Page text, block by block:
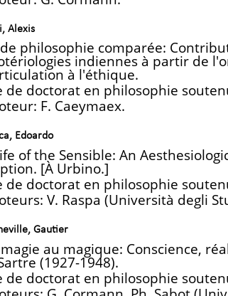
Alexis
de philosophie comparée:
indiennes à partir de
à l'éthique.
de doctorat en philosophie
F. Caeymaex.
Edoardo
of the Sensible: An
[À Urbino.]
de doctorat en philosophie
V. Raspa (Università degli
Gautier
au magique: Conscience,
(1927-1948).
de doctorat en philosophie